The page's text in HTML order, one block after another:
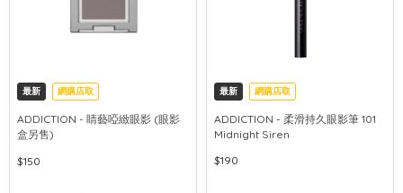
最新 網購店取
ADDICTION - 睛藝啞緻眼影 (眼影
盒另售)
$150
最新 網購店取
ADDICTION - 柔滑持久眼影筆 101
Midnight Siren
$190